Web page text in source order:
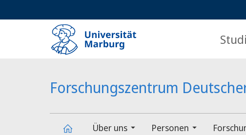
Forschungszentrum
Über uns Personen